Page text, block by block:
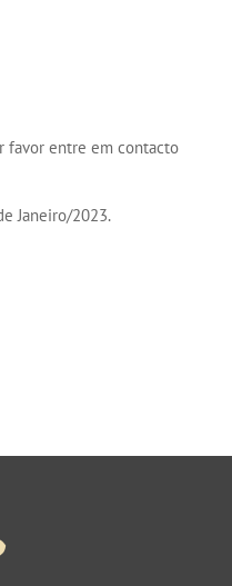
favor entre em contacto
Janeiro/2023.